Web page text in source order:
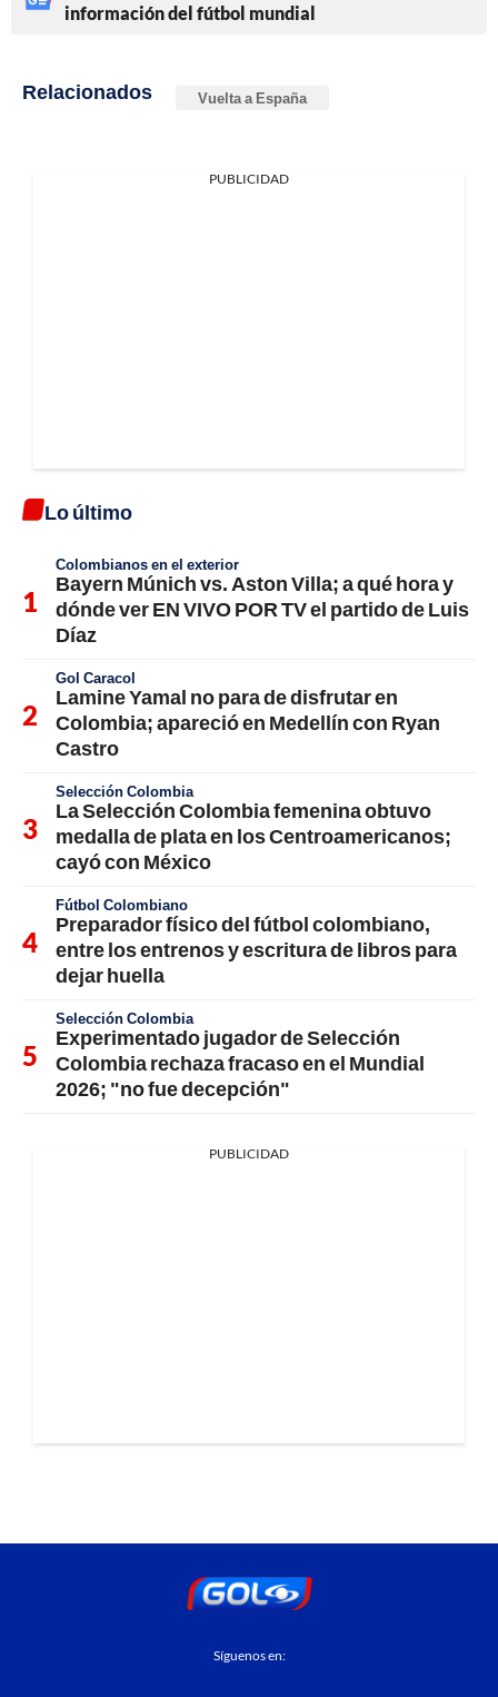
información del fútbol mundial
Relacionados Vuelta a España
PUBLICIDAD
Lo último
Colombianos en el exterior
Bayern Múnich vs. Aston Villa; a qué hora y
dónde ver EN VIVO POR TV el partido de Luis
Díaz
Gol Caracol
Lamine Yamal no para de disfrutar en
Colombia; apareció en Medellín con Ryan
Castro
Selección Colombia
La Selección Colombia femenina obtuvo
medalla de plata en los Centroamericanos;
cayó con México
Fútbol Colombiano
Preparador físico del fútbol colombiano,
entre los entrenos y escritura de libros para
dejar huella
Selección Colombia
Experimentado jugador de Selección
Colombia rechaza fracaso en el Mundial
2026; "no fue decepción"
PUBLICIDAD
Síguenos en: